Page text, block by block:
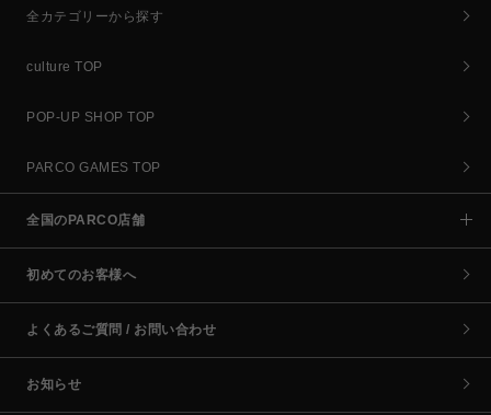
全カテゴリーから探す
culture TOP
POP-UP SHOP TOP
PARCO GAMES TOP
全国のPARCO店舗
初めてのお客様へ
よくあるご質問 / お問い合わせ
お知らせ